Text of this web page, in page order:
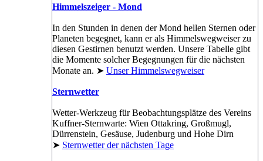
Himmelszeiger - Mond
In den Stunden in denen der Mond hellen Sternen oder
Planeten begegnet, kann er als Himmelswegweiser zu
diesen Gestirnen benutzt werden. Unsere Tabelle gibt
die Momente solcher Begegnungen für die nächsten
Monate an. ➤ Unser Himmelswegweiser
Sternwetter
Wetter-Werkzeug für Beobachtungsplätze des Vereins
Kuffner-Sternwarte: Wien Ottakring, Großmugl,
Dürrenstein, Gesäuse, Judenburg und Hohe Dirn
➤ Sternwetter der nächsten Tage